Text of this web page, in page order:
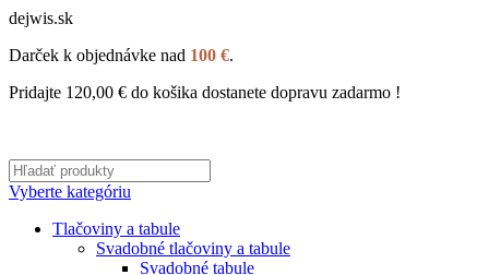
dejwis.sk
Darček k objednávke nad 100 €.
Pridajte 120,00 € do košika dostanete dopravu zadarmo !
Vyberte kategóriu
Tlačoviny a tabule
Svadobné tlačoviny a tabule
Svadobné tabule